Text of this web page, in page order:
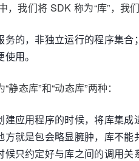
，我们将 SDK 称为“库”，我
务的，非独立运行的程序集合
用。
态库”和“动态库”两种：
建应用程序的时候，将库集
方就是包会略显臃肿，库不
候只约定好与库之间的调用